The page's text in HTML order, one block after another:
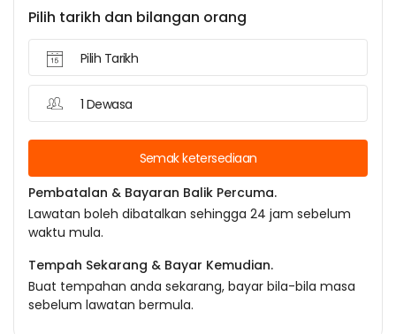
Pilih tarikh dan bilangan orang
Pilih Tarikh
1 Dewasa
Semak ketersediaan
Pembatalan & Bayaran Balik Percuma.
Lawatan boleh dibatalkan sehingga 24 jam sebelum
waktu mula.
Tempah Sekarang & Bayar Kemudian.
Buat tempahan anda sekarang, bayar bila-bila masa
sebelum lawatan bermula.